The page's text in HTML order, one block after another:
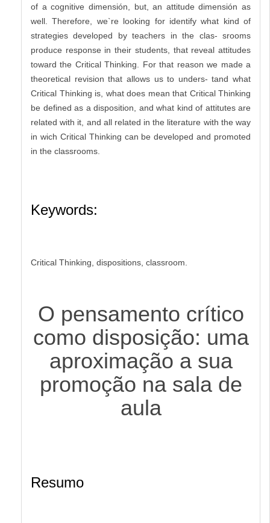
of a cognitive dimensión, but, an attitude dimensión as
well. Therefore, we`re looking for identify what kind of
strategies developed by teachers in the clas- srooms
produce response in their students, that reveal attitudes
toward the Critical Thinking. For that reason we made a
theoretical revision that allows us to unders- tand what
Critical Thinking is, what does mean that Critical Thinking
be defined as a disposition, and what kind of attitutes are
related with it, and all related in the literature with the way
in wich Critical Thinking can be developed and promoted
in the classrooms.
Keywords:
Critical Thinking, dispositions, classroom.
O pensamento crítico
como disposição: uma
aproximação a sua
promoção na sala de
aula
Resumo